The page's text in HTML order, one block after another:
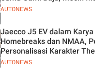
AUTONEWS
AUTONEWS
Jaecco J5 EV dalam
Homebreaks dan NMAA,
Personalisasi Karakter The